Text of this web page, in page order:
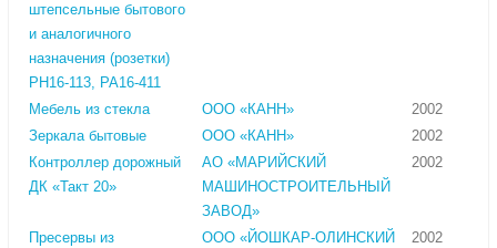
штепсельные бытового
и аналогичного
назначения (розетки)
РН16-113, РА16-411
Мебель из стекла ООО «КАНН»
2002
Зеркала бытовые
ООО «КАНН»
2002
Контроллер дорожный
ДК «Такт 20»
АО «МАРИЙСКИЙ
МАШИНОСТРОИТЕЛЬНЫЙ
ЗАВОД»
2002
Пресервы из
ООО «ЙОШКАР-ОЛИНСКИЙ
2002